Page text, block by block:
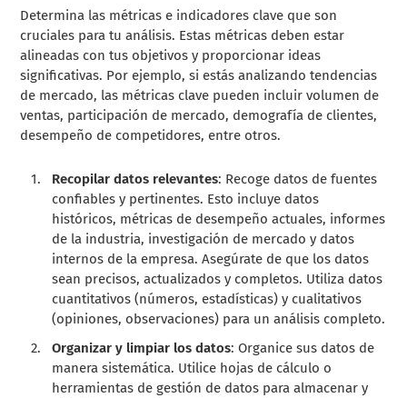
Determina las métricas e indicadores clave que son
cruciales para tu análisis. Estas métricas deben estar
alineadas con tus objetivos y proporcionar ideas
significativas. Por ejemplo, si estás analizando tendencias
de mercado, las métricas clave pueden incluir volumen de
ventas, participación de mercado, demografía de clientes,
desempeño de competidores, entre otros.
Recopilar datos relevantes: Recoge datos de fuentes
confiables y pertinentes. Esto incluye datos
históricos, métricas de desempeño actuales, informes
de la industria, investigación de mercado y datos
internos de la empresa. Asegúrate de que los datos
sean precisos, actualizados y completos. Utiliza datos
cuantitativos (números, estadísticas) y cualitativos
(opiniones, observaciones) para un análisis completo.
Organizar y limpiar los datos: Organice sus datos de
manera sistemática. Utilice hojas de cálculo o
herramientas de gestión de datos para almacenar y